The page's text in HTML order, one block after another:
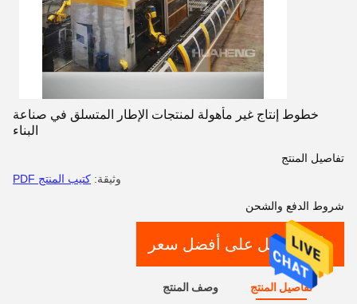
خطوط إنتاج غير مأهولة لمنتجات الإطار المتسلق في صناعة
البناء
تفاصيل المنتج
وثيقة: كتيب المنتج PDF
شروط الدفع والشحن
احصل على أفضل سعر
تفاصيل المنتج وصف المنتج